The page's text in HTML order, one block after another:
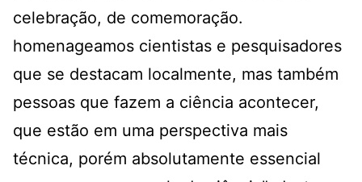
celebração, de comemoração.
homenageamos cientistas e pesquisadores
que se destacam localmente, mas também
pessoas que fazem a ciência acontecer,
que estão em uma perspectiva mais
técnica, porém absolutamente essencial